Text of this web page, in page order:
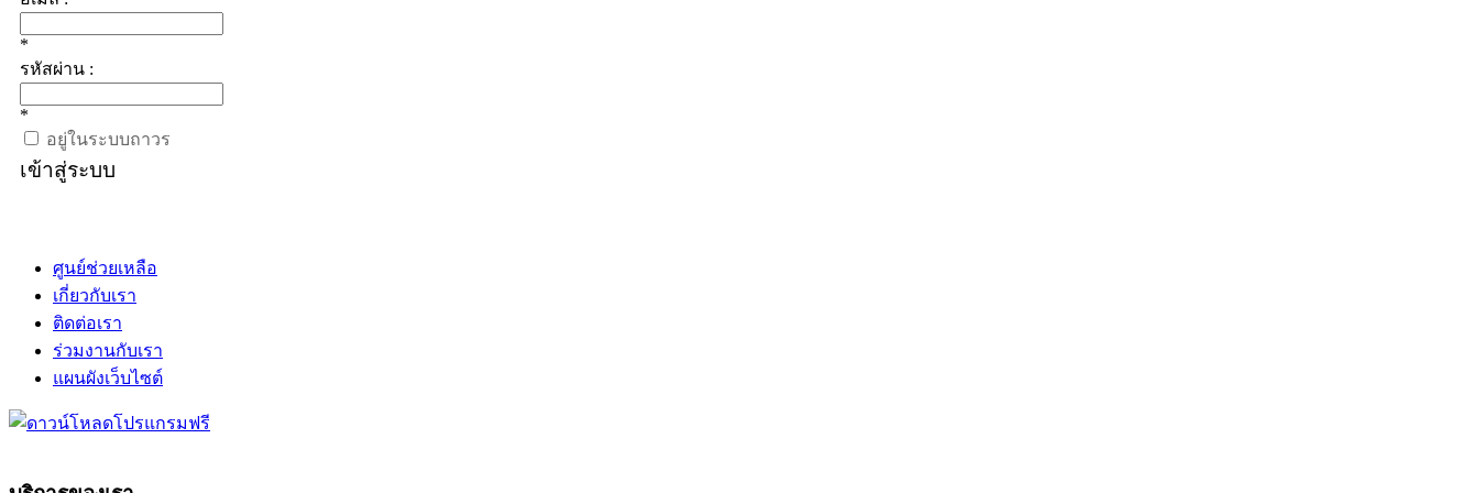
*
รหัสผ่าน :
*
อยู่ในระบบถาวร
เข้าสู่ระบบ
ศูนย์ช่วยเหลือ
เกี่ยวกับเรา
ติดต่อเรา
ร่วมงานกับเรา
แผนผังเว็บไซต์